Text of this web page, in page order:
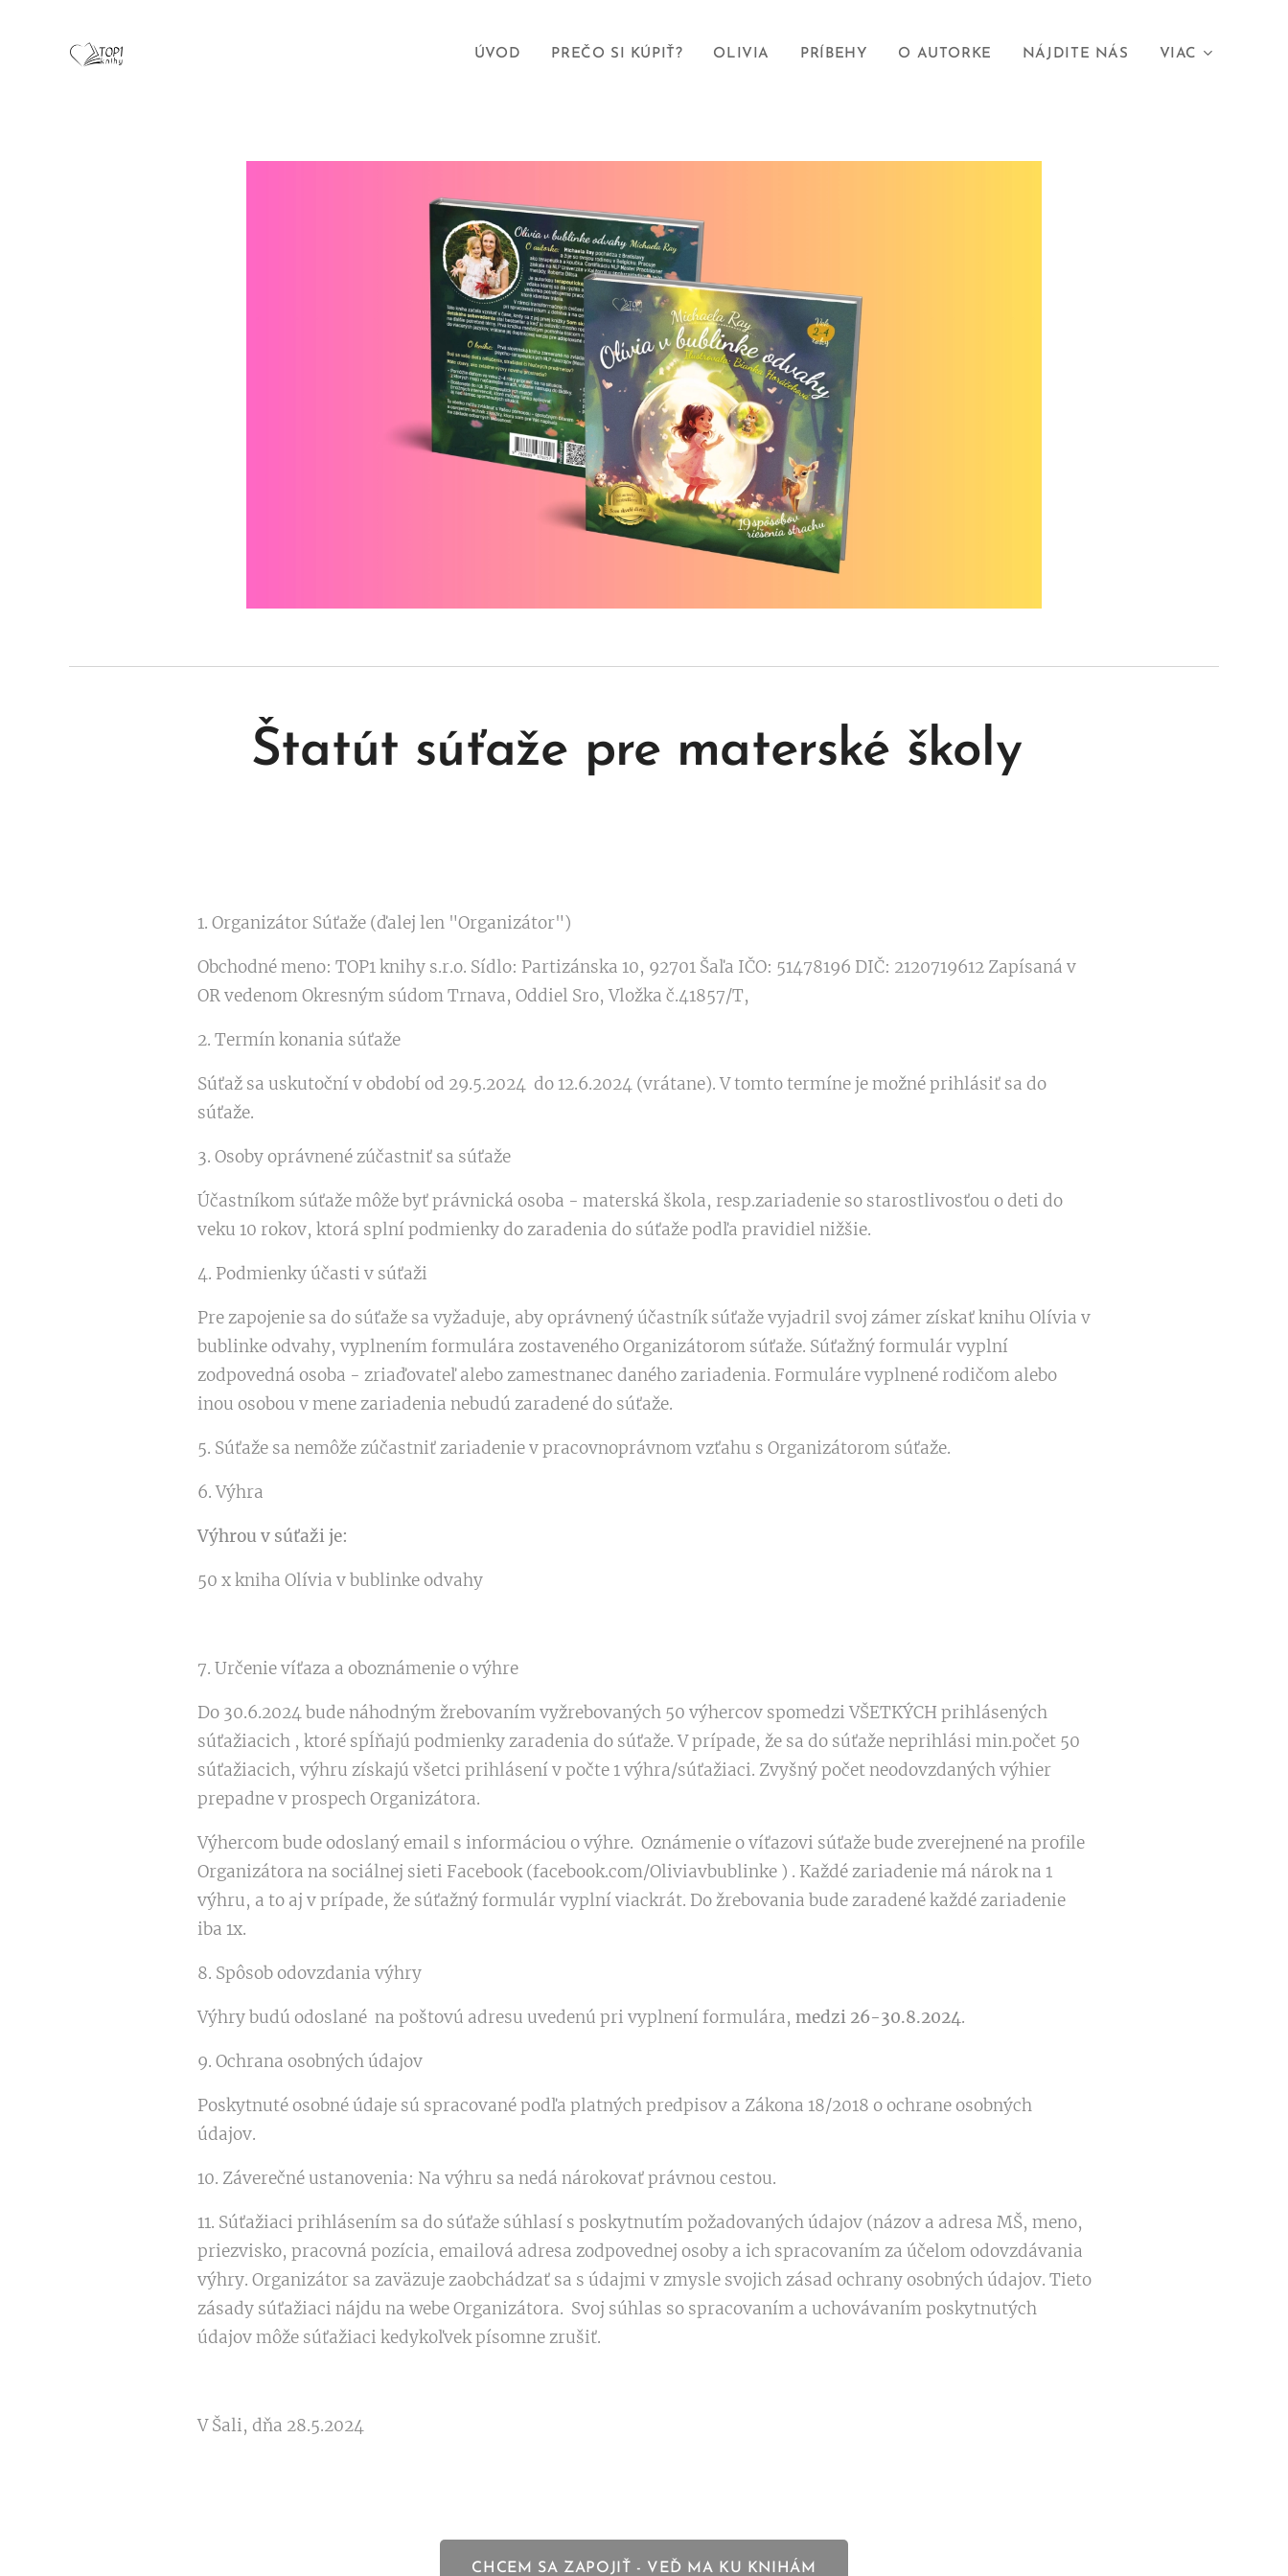
ÚVOD PREČO SI KÚPIŤ? OLIVIA PRÍBEHY O AUTORKE NÁJDITE NÁS VIAC
Štatút súťaže pre materské školy
1. Organizátor Súťaže (ďalej len "Organizátor")
Obchodné meno: TOP1 knihy s.r.o. Sídlo: Partizánska 10, 92701 Šaľa IČO: 51478196 DIČ: 2120719612 Zapísaná v
OR vedenom Okresným súdom Trnava, Oddiel Sro, Vložka č.41857/T,
2. Termín konania súťaže
Súťaž sa uskutoční v období od 29.5.2024 do 12.6.2024 (vrátane). V tomto termíne je možné prihlásiť sa do
súťaže.
3. Osoby oprávnené zúčastniť sa súťaže
Účastníkom súťaže môže byť právnická osoba - materská škola, resp.zariadenie so starostlivosťou o deti do
veku 10 rokov, ktorá splní podmienky do zaradenia do súťaže podľa pravidiel nižšie.
4. Podmienky účasti v súťaži
Pre zapojenie sa do súťaže sa vyžaduje, aby oprávnený účastník súťaže vyjadril svoj zámer získať knihu Olívia v
bublinke odvahy, vyplnením formulára zostaveného Organizátorom súťaže. Súťažný formulár vyplní
zodpovedná osoba - zriaďovateľ alebo zamestnanec daného zariadenia. Formuláre vyplnené rodičom alebo
inou osobou v mene zariadenia nebudú zaradené do súťaže.
5. Súťaže sa nemôže zúčastniť zariadenie v pracovnoprávnom vzťahu s Organizátorom súťaže.
6. Výhra
Výhrou v súťaži je:
50 x kniha Olívia v bublinke odvahy
7. Určenie víťaza a oboznámenie o výhre
Do 30.6.2024 bude náhodným žrebovaním vyžrebovaných 50 výhercov spomedzi VŠETKÝCH prihlásených
súťažiacich , ktoré spĺňajú podmienky zaradenia do súťaže. V prípade, že sa do súťaže neprihlási min.počet 50
súťažiacich, výhru získajú všetci prihlásení v počte 1 výhra/súťažiaci. Zvyšný počet neodovzdaných výhier
prepadne v prospech Organizátora.
Výhercom bude odoslaný email s informáciou o výhre. Oznámenie o víťazovi súťaže bude zverejnené na profile
Organizátora na sociálnej sieti Facebook (facebook.com/Oliviavbublinke ) . Každé zariadenie má nárok na 1
výhru, a to aj v prípade, že súťažný formulár vyplní viackrát. Do žrebovania bude zaradené každé zariadenie
iba 1x.
8. Spôsob odovzdania výhry
Výhry budú odoslané na poštovú adresu uvedenú pri vyplnení formulára, medzi 26-30.8.2024.
9. Ochrana osobných údajov
Poskytnuté osobné údaje sú spracované podľa platných predpisov a Zákona 18/2018 o ochrane osobných
údajov.
10. Záverečné ustanovenia: Na výhru sa nedá nárokovať právnou cestou.
11. Súťažiaci prihlásením sa do súťaže súhlasí s poskytnutím požadovaných údajov (názov a adresa MŠ, meno,
priezvisko, pracovná pozícia, emailová adresa zodpovednej osoby a ich spracovaním za účelom odovzdávania
výhry. Organizátor sa zaväzuje zaobchádzať sa s údajmi v zmysle svojich zásad ochrany osobných údajov. Tieto
zásady súťažiaci nájdu na webe Organizátora. Svoj súhlas so spracovaním a uchovávaním poskytnutých
údajov môže súťažiaci kedykoľvek písomne zrušiť.
V Šali, dňa 28.5.2024
CHCEM SA ZAPOJIŤ - VEĎ MA KU KNIHÁM